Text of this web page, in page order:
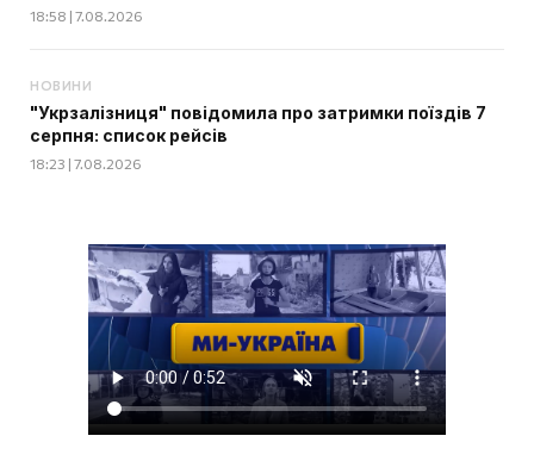
18:58 | 7.08.2026
НОВИНИ
"Укрзалізниця" повідомила про затримки поїздів 7
серпня: список рейсів
18:23 | 7.08.2026